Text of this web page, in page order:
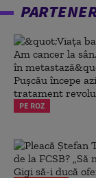
PE ROZ